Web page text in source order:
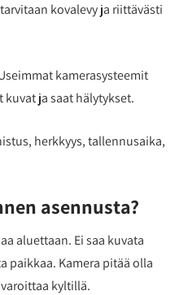
kovalevy ja riittävästi
kamerasysteemit
ja saat hälytykset.
herkkyys, tallennusaika,
asennusta?
aluettaan. Ei saa kuvata
paikkaa. Kamera pitää olla
kyltillä.